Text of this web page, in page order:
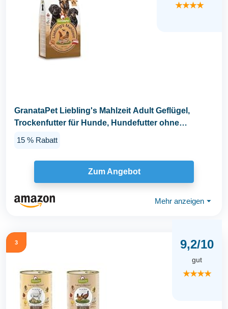
★★★★
GranataPet Liebling's Mahlzeit Adult Geflügel,
Trockenfutter für Hunde, Hundefutter ohne
15 % Rabatt
Zum Angebot
Mehr anzeigen ⏷
3 9,2/10
gut
★★★★